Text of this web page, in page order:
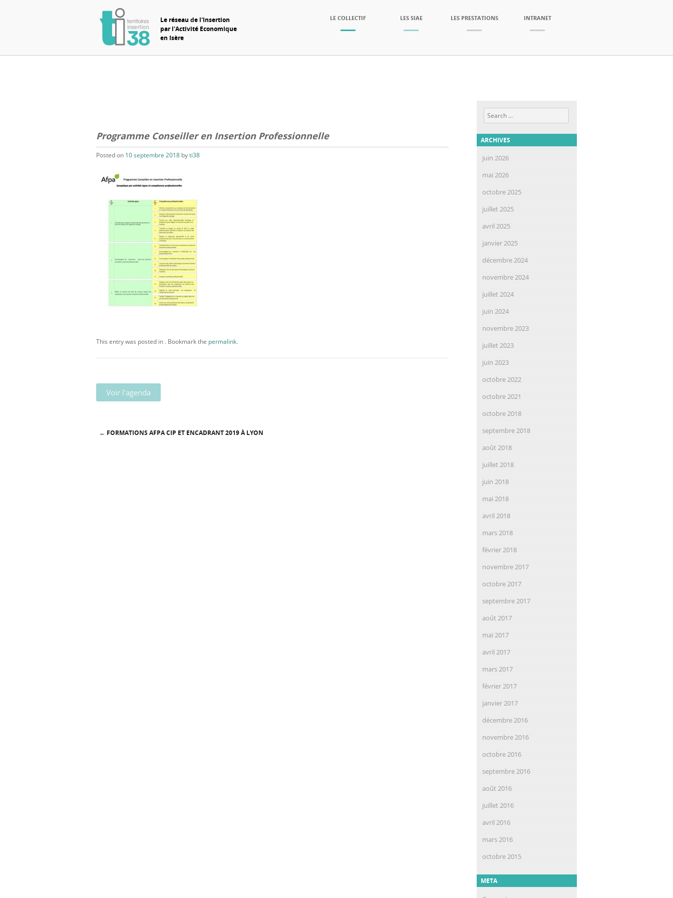
Le réseau de l'Insertion
par l'Activité Economique
en Isère
LE COLLECTIF LES SIAE LES PRESTATIONS INTRANET
Programme Conseiller en Insertion Professionnelle
Posted on 10 septembre 2018 byti38
This entry was posted in . Bookmark the permalink.
Voir l'agenda
← FORMATIONS AFPA CIP ET ENCADRANT 2019 À LYON
Search
ARCHIVES
juin 2026
mai 2026
octobre 2025
juillet 2025
avril 2025
janvier 2025
décembre 2024
novembre 2024
juillet 2024
juin 2024
novembre 2023
juillet 2023
juin 2023
octobre 2022
octobre 2021
octobre 2018
septembre 2018
août 2018
juillet 2018
juin 2018
mai 2018
avril 2018
mars 2018
février 2018
novembre 2017
octobre 2017
septembre 2017
août 2017
mai 2017
avril 2017
mars 2017
février 2017
janvier 2017
décembre 2016
novembre 2016
octobre 2016
septembre 2016
août 2016
juillet 2016
avril 2016
mars 2016
octobre 2015
META